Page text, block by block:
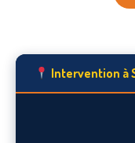
Intervention à